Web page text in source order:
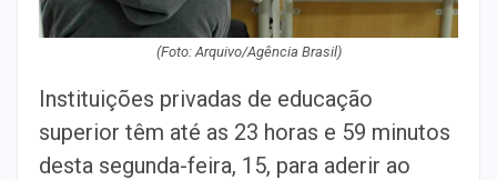
(Foto: Arquivo/Agência Brasil)
Instituições privadas de educação
superior têm até as 23 horas e 59 minutos
desta segunda-feira, 15, para aderir ao